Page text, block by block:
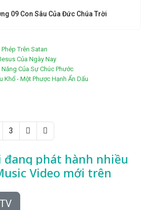
09 Con Sâu Của Đức Chúa Trời
Trên Satan
Của Ngày Nay
Của Sự Chúc Phước
Khổ - Một Phược Hạnh Ẩn Dấu
3
đang phát hành nhiều
Video mới trên